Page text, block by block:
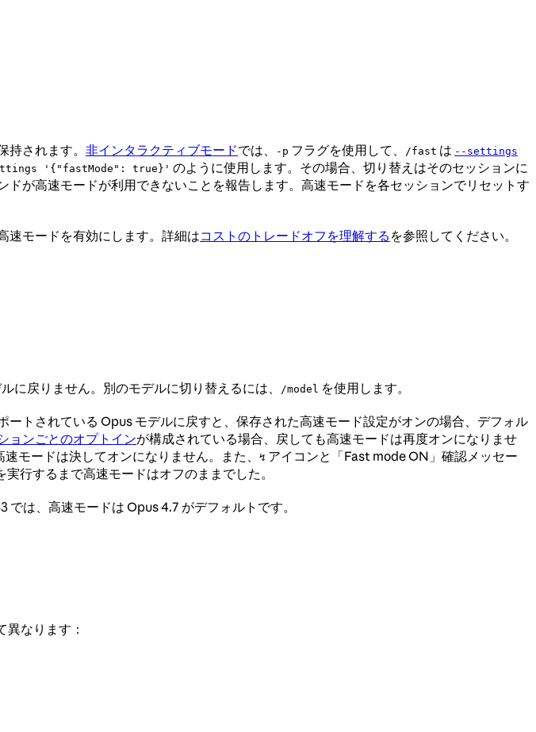
されます。 非インタラクティブモードでは、 -p フラグを使用して、 /fast は --settings
'{"fastMode": true}' のように使用します。その場合、切り替えはそのセッションに
が高速モードが利用できないことを報告します。高速モードを各セッションでリセットす
速モードを有効にします。詳細はコストのトレードオフを理解する を参照してください。
に戻りません。別のモデルに切り替えるには、 /model を使用します。
トされている Opus モデルに戻すと、保存された高速モード設定がオンの場合、デフォル
ョンごとのオプトインが構成されている場合、戻しても高速モードは再度オンになりませ
モードは決してオンになりません。また、 ↯ アイコンと「Fast mode ON」確認メッセー
実行するまで高速モードはオフのままでした。
では、高速モードは Opus 4.7 がデフォルトです。
なります：